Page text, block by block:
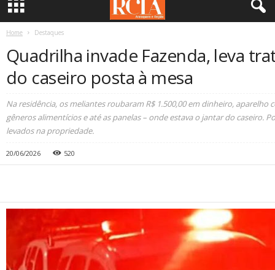
Home Destaques
Quadrilha invade Fazenda, leva
do caseiro posta à mesa
Na residência, os meliantes roubaram R$ 1.500,00 em dinheiro, aparelho
gêneros alimentícios e até as panelas – onde estava o jantar do caseiro.
levados na propriedade.
20/06/2026 520